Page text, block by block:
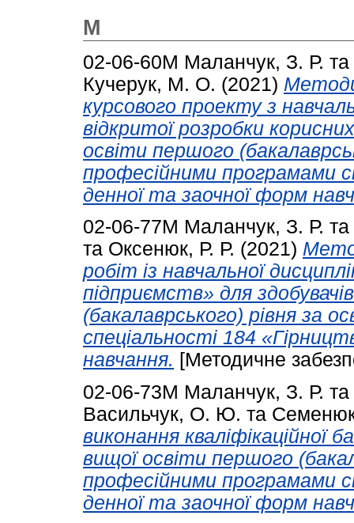
М
02-06-60М Маланчук, З. Р. та
Кучерук, М. О. (2021)
курсового проекту з
відкритої розробки
освіти першого
прoфесійними прoгрaмaми
денної та заочної форм
02-06-77М Маланчук, З. Р. та
та Оксенюк, Р. Р. (2021)
робіт із навчальної
підприємств» для
(бакалаврського) рівня за
спеціальності 184
навчання. [Методичне
02-06-73М Маланчук, З. Р. та
Васильчук, О. Ю. та
виконання кваліфікаційної
вищої освіти першого
професійними програмами
денної та заочної форм